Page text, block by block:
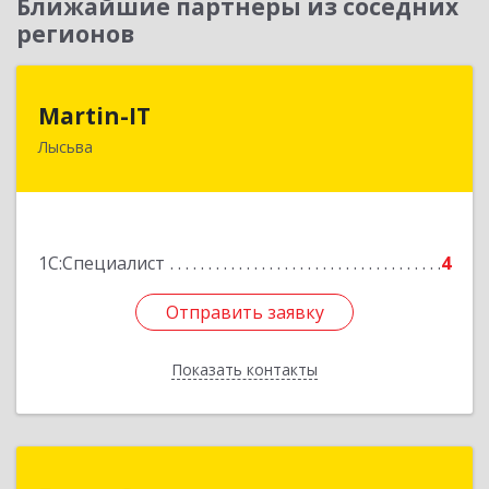
Ближайшие партнеры из соседних
регионов
Martin-IT
Лысьва
1С:Специалист 4
Отправить заявку
Показать контакты
618900, Пермский край, Лысьва г, Смышляева
Отправить заявку
Назад